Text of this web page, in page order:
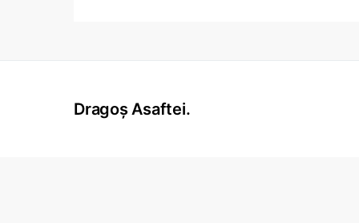
Dragoș Asaftei.